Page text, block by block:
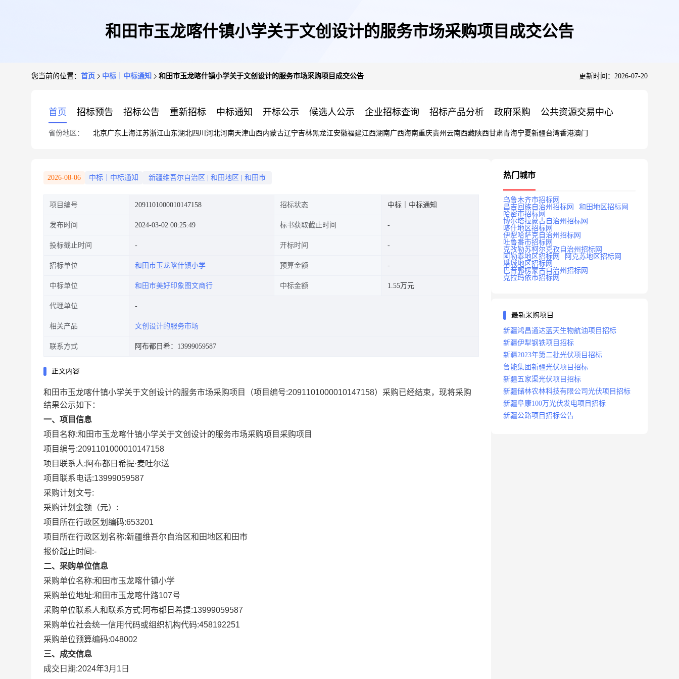
和田市玉龙喀什镇小学关于文创设计的服务市场采购项目成交公告
您当前的位置： 首页 中标｜中标通知 和田市玉龙喀什镇小学关于文创设计的服务市场采购项目成交公告 更新时间：2026-07-20
首页 招标预告 招标公告 重新招标 中标通知 开标公示 候选人公示 企业招标查询 招标产品分析 政府采购 公共资源交易中心
省份地区： 北京广东 上海江苏浙江山东湖北四川 河北河南天津山西内蒙古辽宁吉林黑龙江安徽福建江西湖南广西海南重庆贵州 云南西藏陕西甘肃青海宁夏新疆台湾香港澳门
2026-08-06 中标｜中标通知 新疆维吾尔自治区 和田地区 和田市
项目编号 2091101000010147158 招标状态 中标｜中标通知
发布时间 2024-03-02 00:25:49 标书获取截止时间
投标截止时间 开标时间
招标单位 和田市玉龙喀什镇小学 预算金额
中标单位 和田市美好印象图文商行 中标金额 1.55万元
代理单位
相关产品 文创设计的服务市场
联系方式 阿布都日希：13999059587
正文内容
和田市玉龙喀什镇小学关于文创设计的服务市场采购项目 （项目编号:2091101000010147158）采购已经结束，现将采购
结果公示如下：
一、项目信息
项目名称:和田市玉龙喀什镇小学关于文创设计的服务市场采购项目 采购项目
项目编号:2091101000010147158
项目联系人: 阿布都日希提·麦吐尔送
项目联系电话:13999059587
采购计划文号:
采购计划金额（元）:
项目所在行政区划编码:653201
项目所在行政区划名称:新疆维吾尔自治区和田地区和田市
报价起止时间:-
二、采购单位信息
采购单位名称:和田市玉龙喀什镇小学
采购单位地址:和田市玉龙喀什路107号
采购单位联系人和联系方式: 阿布都日希提:13999059587
采购单位社会统一信用代码或组织机构代码:458192251
采购单位预算编码:048002
三、成交信息
成交日期:2024年3月1日
热门城市
乌鲁木齐市招标网
昌吉回族自治州招标网
和田地区招标网
哈密市招标网
博尔塔拉蒙古自治州招标网
喀什地区招标网
伊犁哈萨克自治州招标网
吐鲁番市招标网
克孜勒苏柯尔克孜自治州招标网
阿勒泰地区招标网
阿克苏地区招标网
塔城地区招标网
巴音郭楞蒙古自治州招标网
克拉玛依市招标网
最新采购项目
新疆鸿昌通达蓝天生物航油项目招标
新疆伊犁钢铁项目招标
新疆2023年第二批光伏项目招标
鲁能集团新疆光伏项目招标
新疆五家渠光伏项目招标
新疆储林农林科技有限公司光伏项目招标
新疆阜康100万光伏发电项目招标
新疆公路项目招标公告